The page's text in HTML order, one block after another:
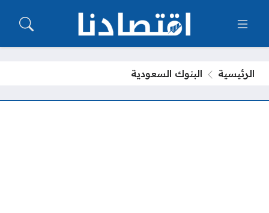
الرئيسية البنوك السعودية